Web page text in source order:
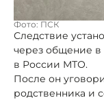
Фото: ПСК
Следствие
через общение
в России МТО.
После он
родственника и